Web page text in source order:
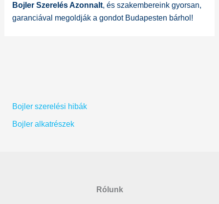
Bojler Szerelés Azonnalt, és szakembereink gyorsan,
garanciával megoldják a gondot Budapesten bárhol!
Bojler szerelési hibák
Bojler alkatrészek
Rólunk